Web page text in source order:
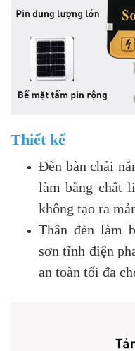
Thiết kế
Đèn bàn chải
làm bằng chất
không tạo ra
Thân đèn làm
sơn tĩnh điện
an toàn tối đa